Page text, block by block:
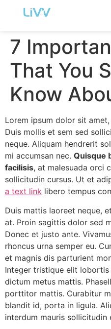
7
That You
Know
Lorem ipsum dolor sit
Duis mollis et sem sed
neque. Aliquam hendrerit
mi accumsan nec. Quisque
facilisis, at malesuada orci
sollicitudin cursus. Ut et
a text link libero tempus
Duis mattis laoreet neque,
at. Proin sagittis dolor sed
Donec et justo ante.
rhoncus urna semper eu.
et magnis dis parturient
Integer tristique elit lobortis
dictum metus mattis.
porttitor mattis. Curabitur
blandit id, porta in ligula.
interdum mauris sollicitudin